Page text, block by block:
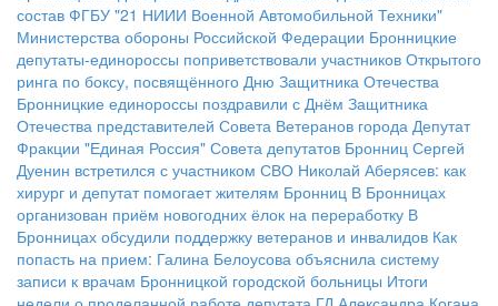
состав ФГБУ "21 НИИИ Военной Автомобильной Техники"
Министерства обороны Российской Федерации Бронницкие
депутаты-единороссы поприветствовали участников Открытого
ринга по боксу, посвящённого Дню Защитника Отечества
Бронницкие единороссы поздравили с Днём Защитника
Отечества представителей Совета Ветеранов города Депутат
Фракции "Единая Россия" Совета депутатов Бронниц Сергей
Дуенин встретился с участником СВО Николай Аберясев: как
хирург и депутат помогает жителям Бронниц В Бронницах
организован приём новогодних ёлок на переработку В
Бронницах обсудили поддержку ветеранов и инвалидов Как
попасть на прием: Галина Белоусова объяснила систему
записи к врачам Бронницкой городской больницы Итоги